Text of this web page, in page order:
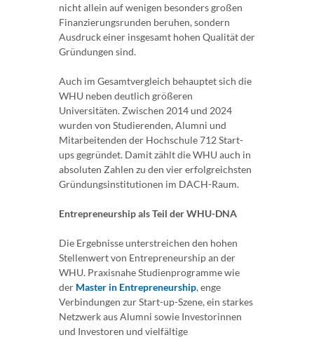
nicht allein auf wenigen besonders großen
Finanzierungsrunden beruhen, sondern
Ausdruck einer insgesamt hohen Qualität der
Gründungen sind.
Auch im Gesamtvergleich behauptet sich die
WHU neben deutlich größeren
Universitäten. Zwischen 2014 und 2024
wurden von Studierenden, Alumni und
Mitarbeitenden der Hochschule 712 Start-
ups gegründet. Damit zählt die WHU auch in
absoluten Zahlen zu den vier erfolgreichsten
Gründungsinstitutionen im DACH-Raum.
Entrepreneurship als Teil der WHU-DNA
Die Ergebnisse unterstreichen den hohen
Stellenwert von Entrepreneurship an der
WHU. Praxisnahe Studienprogramme wie
der Master in Entrepreneurship, enge
Verbindungen zur Start-up-Szene, ein starkes
Netzwerk aus Alumni sowie Investorinnen
und Investoren und vielfältige